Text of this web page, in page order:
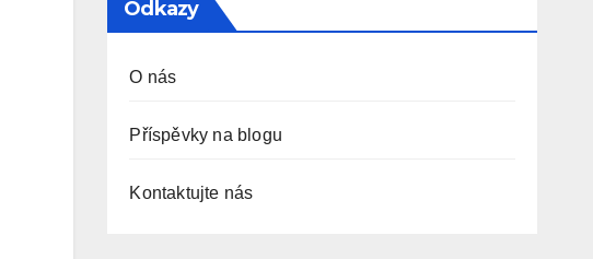
Odkazy
O nás
Příspěvky na blogu
Kontaktujte nás